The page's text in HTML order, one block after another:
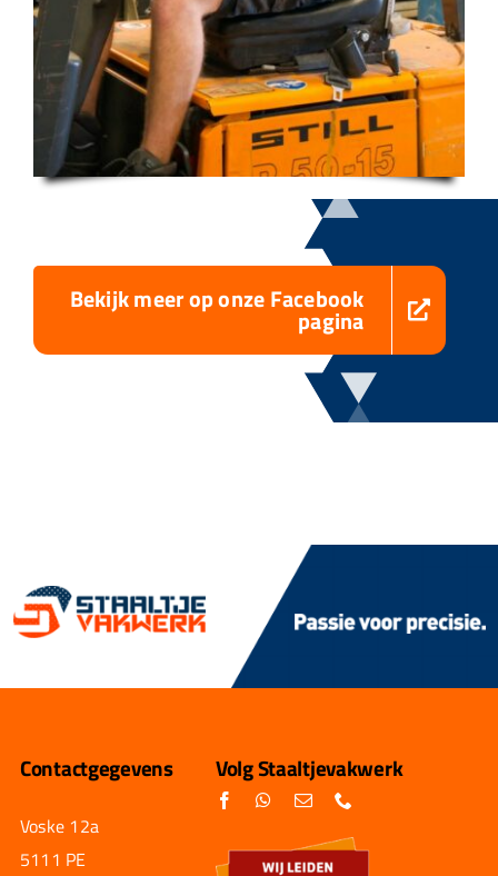
Bekijk meer op onze Facebook
pagina
Contactgegevens
Voske 12a
5111 PE
Volg Staaltjevakwerk